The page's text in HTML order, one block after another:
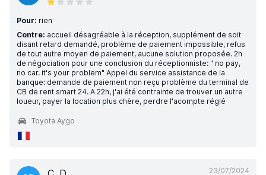
Pour: rien
Contre: accueil désagréable à la réception, supplément de soit
disant retard demandé, problème de paiement impossible, refus
de tout autre moyen de paiement, aucune solution proposée. 2h
de négociation pour une conclusion du réceptionniste: " no pay,
no car. it's your problem" Appel du service assistance de la
banque: demande de paiement non reçu problème du terminal de
CB de rent smart 24. A 22h, j'ai été contrainte de trouver un autre
loueur, payer la location plus chère, perdre l'acompte réglé
Toyota Aygo
23/07/2024